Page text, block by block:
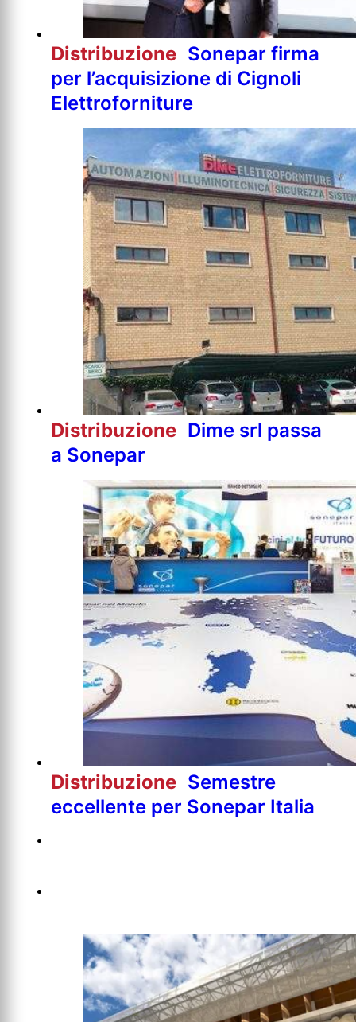
Distribuzione Sonepar firma
per l’acquisizione di Cignoli
Elettroforniture
Distribuzione Dime srl passa
a Sonepar
Distribuzione Semestre
eccellente per Sonepar Italia